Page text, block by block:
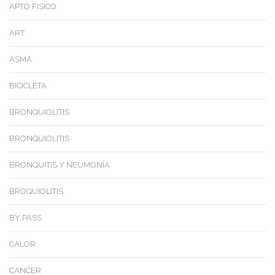
APTO FISICO
ART
ASMA
BICICLETA
BRONQUIOLITIS
BRONQUIOLITIS
BRONQUITIS Y NEUMONÍA
BROQUIOLITIS
BY PASS
CALOR
CANCER